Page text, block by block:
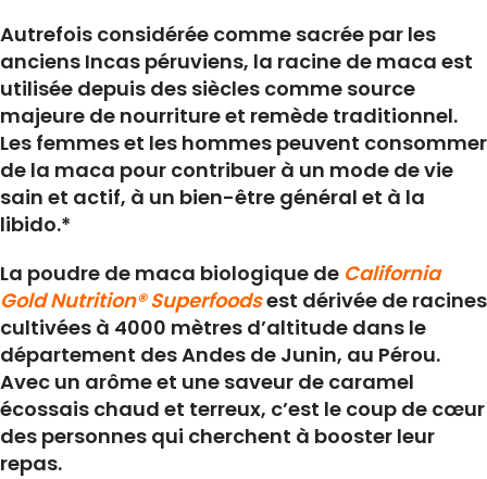
Autrefois considérée comme sacrée par les
anciens Incas péruviens, la racine de maca est
utilisée depuis des siècles comme source
majeure de nourriture et remède traditionnel.
Les femmes et les hommes peuvent consommer
de la maca pour contribuer à un mode de vie
sain et actif, à un bien-être général et à la
libido.*
La poudre de maca biologique de California
Gold Nutrition® Superfoodsest dérivée de racines
cultivées à 4000 mètres d’altitude dans le
département des Andes de Junin, au Pérou.
Avec un arôme et une saveur de caramel
écossais chaud et terreux, c’est le coup de cœur
des personnes qui cherchent à booster leur
repas.